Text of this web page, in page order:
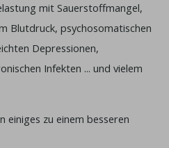
mit Sauerstoffmangel,
Blutdruck, psychosomatischen
Depressionen,
Infekten ... und vielem
einiges zu einem besseren